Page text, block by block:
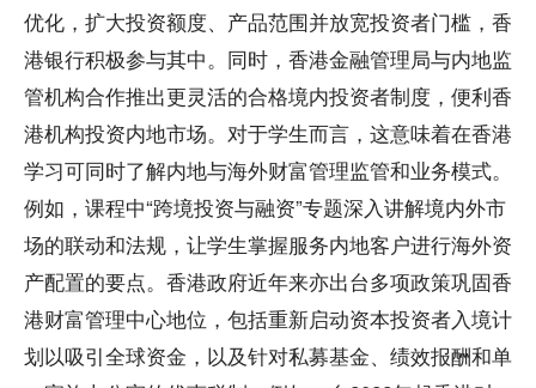
优化，扩大投资额度、产品范围并放宽投资者门槛，香
港银行积极参与其中。同时，香港金融管理局与内地监
管机构合作推出更灵活的合格境内投资者制度，便利香
港机构投资内地市场。对于学生而言，这意味着在香港
学习可同时了解内地与海外财富管理监管和业务模式。
例如，课程中“跨境投资与融资”专题深入讲解境内外市
场的联动和法规，让学生掌握服务内地客户进行海外资
产配置的要点。香港政府近年来亦出台多项政策巩固香
港财富管理中心地位，包括重新启动资本投资者入境计
划以吸引全球资金，以及针对私募基金、绩效报酬和单